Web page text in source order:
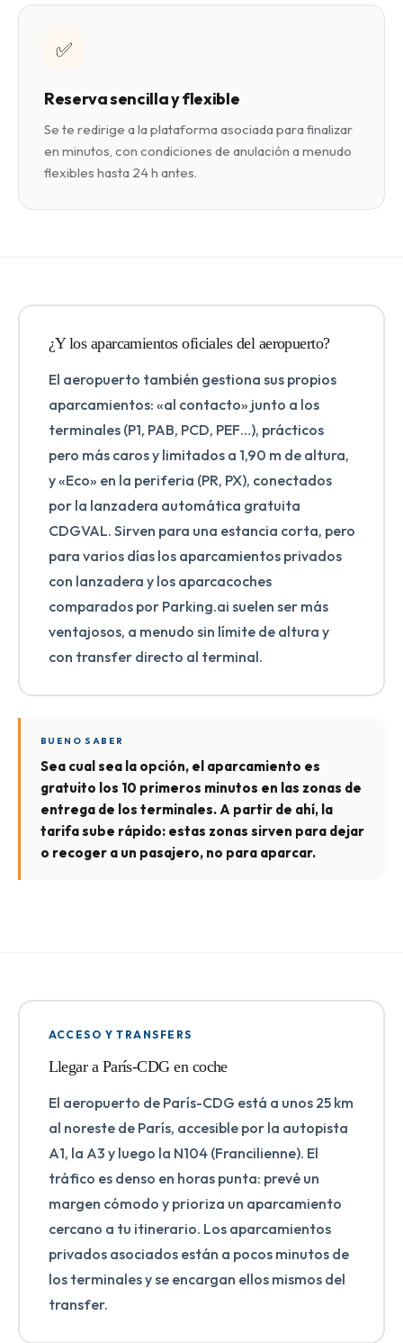
✅
Reserva sencilla y flexible
Se te redirige a la plataforma asociada para finalizar
en minutos, con condiciones de anulación a menudo
flexibles hasta 24 h antes.
¿Y los aparcamientos oficiales del aeropuerto?
El aeropuerto también gestiona sus propios
aparcamientos: «al contacto» junto a los
terminales (P1, PAB, PCD, PEF…), prácticos
pero más caros y limitados a 1,90 m de altura,
y «Eco» en la periferia (PR, PX), conectados
por la lanzadera automática gratuita
CDGVAL. Sirven para una estancia corta, pero
para varios días los aparcamientos privados
con lanzadera y los aparcacoches
comparados por Parking.ai suelen ser más
ventajosos, a menudo sin límite de altura y
con transfer directo al terminal.
BUENO SABER
Sea cual sea la opción, el aparcamiento es
gratuito los 10 primeros minutos en las zonas de
entrega de los terminales. A partir de ahí, la
tarifa sube rápido: estas zonas sirven para dejar
o recoger a un pasajero, no para aparcar.
ACCESO Y TRANSFERS
Llegar a París-CDG en coche
El aeropuerto de París-CDG está a unos 25 km
al noreste de París, accesible por la autopista
A1, la A3 y luego la N104 (Francilienne). El
tráfico es denso en horas punta: prevé un
margen cómodo y prioriza un aparcamiento
cercano a tu itinerario. Los aparcamientos
privados asociados están a pocos minutos de
los terminales y se encargan ellos mismos del
transfer.